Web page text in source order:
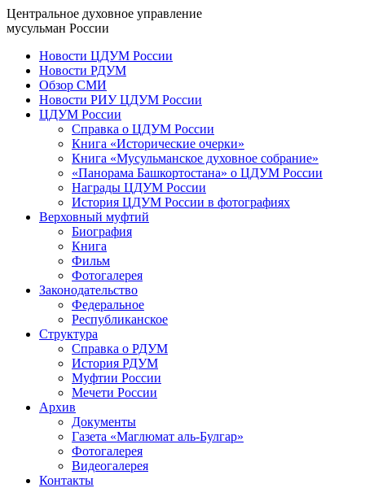
Центральное духовное управление
мусульман России
Новости ЦДУМ России
Новости РДУМ
Обзор СМИ
Новости РИУ ЦДУМ России
ЦДУМ России
Справка о ЦДУМ России
Книга «Исторические очерки»
Книга «Мусульманское духовное собрание»
«Панорама Башкортостана» о ЦДУМ России
Награды ЦДУМ России
История ЦДУМ России в фотографиях
Верховный муфтий
Биография
Книга
Фильм
Фотогалерея
Законодательство
Федеральное
Республиканское
Структура
Справка о РДУМ
История РДУМ
Муфтии России
Мечети России
Архив
Документы
Газета «Маглюмат аль-Булгар»
Фотогалерея
Видеогалерея
Контакты